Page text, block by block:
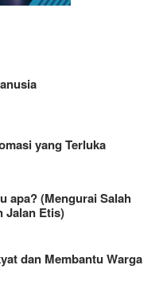
yang Terluka
apa? (Mengurai Salah
Jalan Etis)
dan Membantu Warga